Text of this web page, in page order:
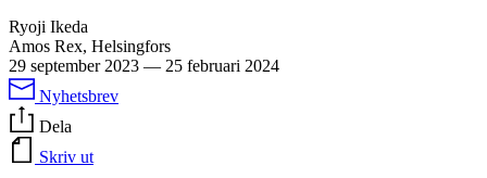
Ryoji Ikeda
Amos Rex, Helsingfors
29 september 2023 — 25 februari 2024
Nyhetsbrev
Dela
Skriv ut